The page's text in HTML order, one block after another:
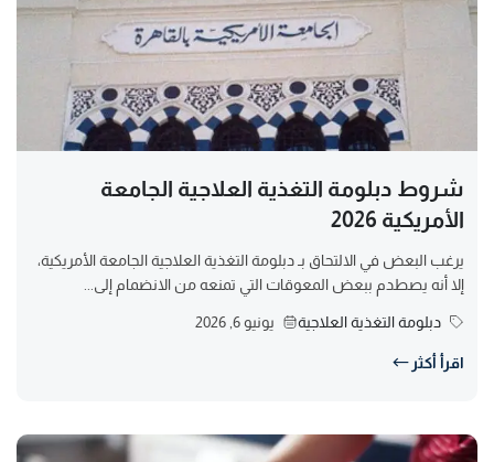
شروط دبلومة التغذية العلاجية الجامعة
الأمريكية 2026
يرغب البعض في الالتحاق بـ دبلومة التغذية العلاجية الجامعة الأمريكية،
إلا أنه يصطدم ببعض المعوقات التي تمنعه من الانضمام إلى...
دبلومة التغذية العلاجية يونيو 6, 2026
اقرأ أكثر